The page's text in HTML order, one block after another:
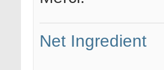
Net Ingredient